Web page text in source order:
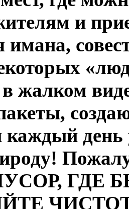
и
имана,
в жалком
день
ГДЕ